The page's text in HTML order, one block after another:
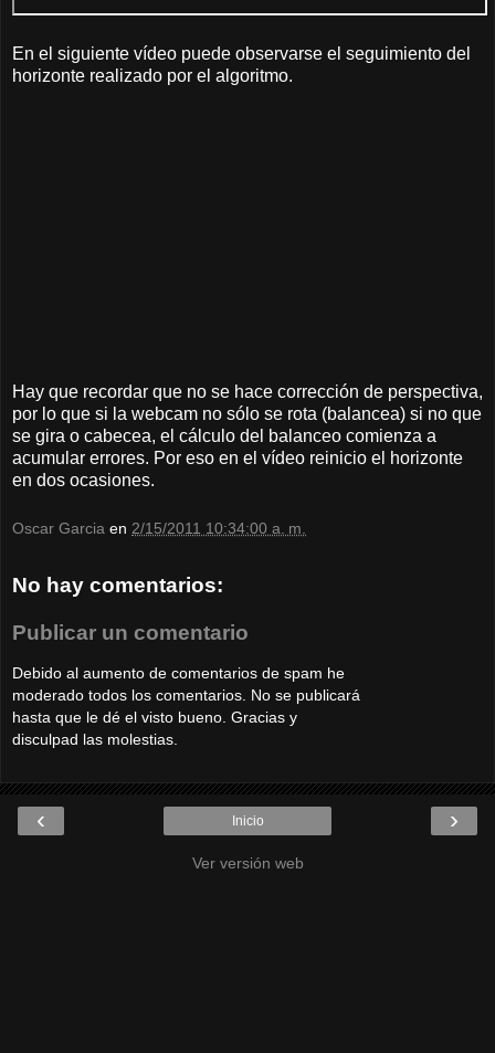
En el siguiente vídeo puede observarse el seguimiento del
horizonte realizado por el algoritmo.
Hay que recordar que no se hace corrección de perspectiva,
por lo que si la webcam no sólo se rota (balancea) si no que
se gira o cabecea, el cálculo del balanceo comienza a
acumular errores. Por eso en el vídeo reinicio el horizonte
en dos ocasiones.
Oscar Garcia en 2/15/2011 10:34:00 a. m.
No hay comentarios:
Publicar un comentario
Debido al aumento de comentarios de spam he
moderado todos los comentarios. No se publicará
hasta que le dé el visto bueno. Gracias y
disculpad las molestias.
‹ ›
Inicio
Ver versión web